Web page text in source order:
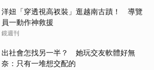
洋妞「穿透視高衩裝」逛越南古蹟！ 導覽
員一動作神救援
鏡週刊
出社會怎找另一半？ 她玩交友軟體好無
奈：只有一堆想交配的